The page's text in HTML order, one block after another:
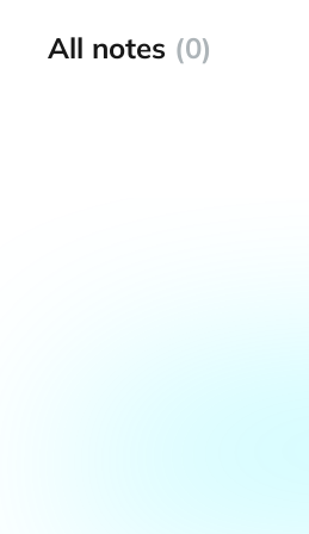
All notes (0)